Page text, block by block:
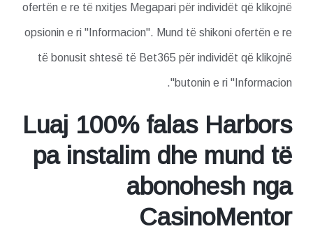
ofertën e re të nxitjes Megapari për individët që klikojnë
opsionin e ri "Informacion". Mund të shikoni ofertën e re
të bonusit shtesë të Bet365 për individët që klikojnë
butonin e ri "Informacion".
Luaj 100% falas Harbors
pa instalim dhe mund të
abonohesh nga
CasinoMentor